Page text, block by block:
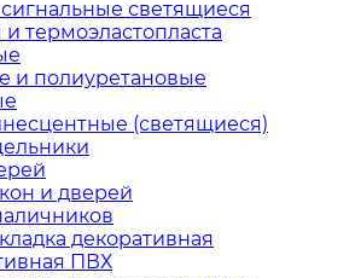
светящиеся
термоэластопласта
и полиуретановые
(светящиеся)
и дверей
декоративная
ПВХ